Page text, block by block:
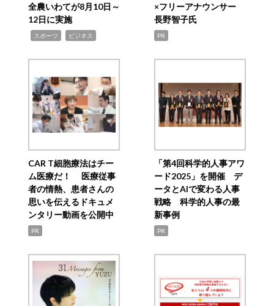
全農いわてが8月10日～
12日に実施
スポーツ ビジネス
×フリーアナウンサー
長野智子氏
PR
CAR T細胞療法はチー
ム医療だ！ 医療従事
者の情熱、患者さんの
思いを伝えるドキュメ
ンタリー動画を公開中
PR
「第4回科学的人事アワ
ード2025」を開催 デ
ータとAIで変わる人事
戦略 科学的人事の最
新事例
PR